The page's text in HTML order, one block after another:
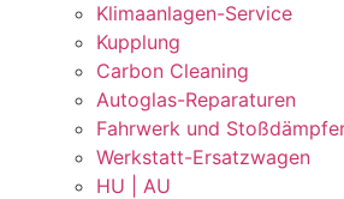
Klimaanlagen-Service
Kupplung
Carbon Cleaning
Autoglas-Reparaturen
Fahrwerk und
Werkstatt-Ersatzwagen
HU | AU